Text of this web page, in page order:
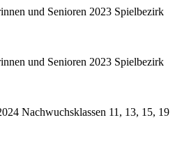
und Senioren 2023 Spielbezirk
und Senioren 2023 Spielbezirk
Nachwuchsklassen 11, 13, 15, 19